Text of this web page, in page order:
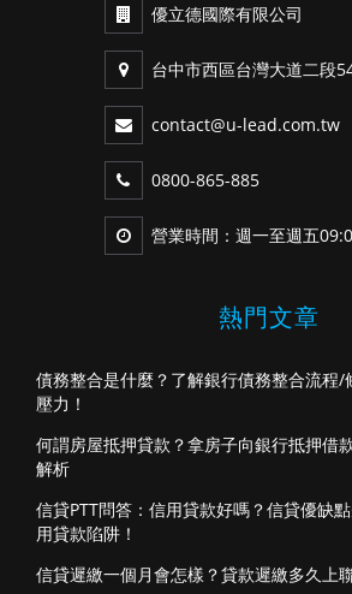
優立德國際有限公司
台中市西區台灣大道二段
contact@u-lead.com.tw
0800-865-885
營業時間：週一至週五
熱門文章
債務整合是什麼？了解銀行債務整合流程/
壓力！
何謂房屋抵押貸款？拿房子向銀行抵押借
解析
信貸PTT問答：信用貸款好嗎？信貸優缺
用貸款陷阱！
信貸遲繳一個月會怎樣？貸款遲繳多久上